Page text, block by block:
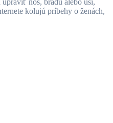
upraviť nos, bradu alebo uši,
kolujú príbehy o ženách,